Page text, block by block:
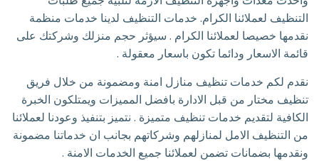
التنظيف لعملائنا الكرام. خدمات التنظيف لدينا خدمات منظمة
نقدمها خصيصا لعملائنا الكرام . سيؤثر حجم منزلك وشركتك على
قائمة الاسعار ودائما تكون باسعار معقولة .
نقدم لكم خدمات تنظيف منازل امنة ومضمونة من خلال فريق
تنظيف مختار من قبل الادارة بافضل المميزات ويمتلكون الخبرة
الكافية لتقديم خدمات تنظيف متميزة . نتميز بتنفيذ وعودنا لعملائنا
من التنظيف الامل لمنازلهم وشركاتهم بجانب ان خدماتنا مضمونة
ونقدمها بضمانات تضمن لعملائنا جميع الخدمات الامنة .